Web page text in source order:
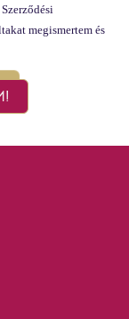
megismertem és